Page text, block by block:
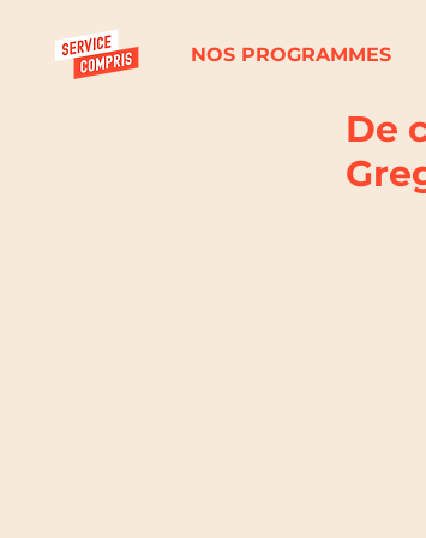
NOS PROGRAMMES
De